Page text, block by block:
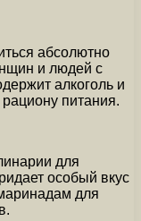
абсолютно
и людей с
алкоголь и
питания.
для
особый вкус
для